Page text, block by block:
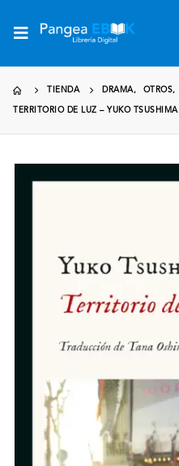
TIENDA DRAMA, OTROS,
TERRITORIO DE LUZ – YUKO TSUSHIMA